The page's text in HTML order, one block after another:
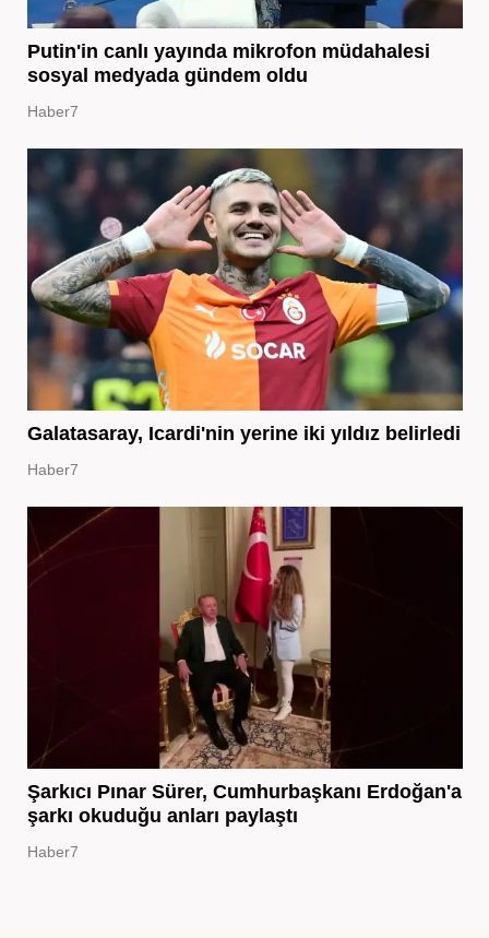
Putin'in canlı yayında mikrofon müdahalesi
sosyal medyada gündem oldu
Haber7
Galatasaray, Icardi'nin yerine iki yıldız belirledi
Haber7
Şarkıcı Pınar Sürer, Cumhurbaşkanı Erdoğan'a
şarkı okuduğu anları paylaştı
Haber7